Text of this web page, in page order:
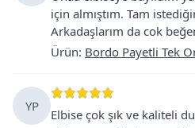
için almıştım. Tam
Arkadaşlarım da cok
Ürün: Bordo Payetli Tek
YP
Elbise çok şık ve kaliteli